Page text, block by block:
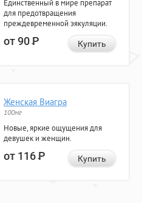
Единственный в мире препарат
для предотвращения
преждевременной эякуляции.
от 90Р Купить
Женская Виагра
100мг
Новые, яркие ощущения для
девушек и женщин.
от 116Р Купить